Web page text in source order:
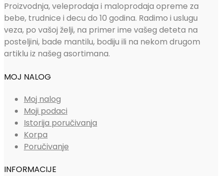
Proizvodnja, veleprodaja i maloprodaja opreme za
bebe, trudnice i decu do 10 godina. Radimo i uslugu
veza, po vašoj želji, na primer ime vašeg deteta na
posteljini, bade mantilu, bodiju ili na nekom drugom
artiklu iz našeg asortimana.
MOJ NALOG
Moj nalog
Moji podaci
Istorija poručivanja
Korpa
Poručivanje
INFORMACIJE